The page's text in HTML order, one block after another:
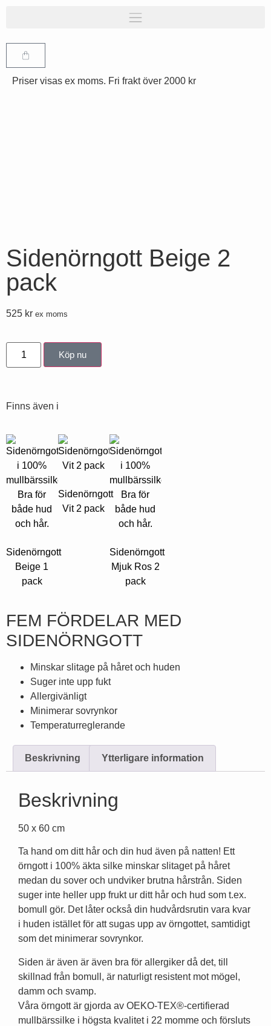
Priser visas ex moms. Fri frakt över 2000 kr
Sidenörngott Beige 2
pack
525 kr ex moms
Köp nu
Finns även i
Sidenörngott
Beige 1
pack
Sidenörngott
Vit 2 pack
Sidenörngott
Mjuk Ros 2
pack
FEM FÖRDELAR MED
SIDENÖRNGOTT
Minskar slitage på håret och huden
Suger inte upp fukt
Allergivänligt
Minimerar sovrynkor
Temperaturreglerande
Beskrivning Ytterligare information
Beskrivning
50 x 60 cm
Ta hand om ditt hår och din hud även på natten! Ett
örngott i 100% äkta silke minskar slitaget på håret
medan du sover och undviker brutna hårstrån. Siden
suger inte heller upp frukt ur ditt hår och hud som t.ex.
bomull gör. Det låter också din hudvårdsrutin vara kvar
i huden istället för att sugas upp av örngottet, samtidigt
som det minimerar sovrynkor.
Siden är även är även bra för allergiker då det, till
skillnad från bomull, är naturligt resistent mot mögel,
damm och svamp.
Våra örngott är gjorda av OEKO-TEX®-certifierad
mullbärssilke i högsta kvalitet i 22 momme och försluts